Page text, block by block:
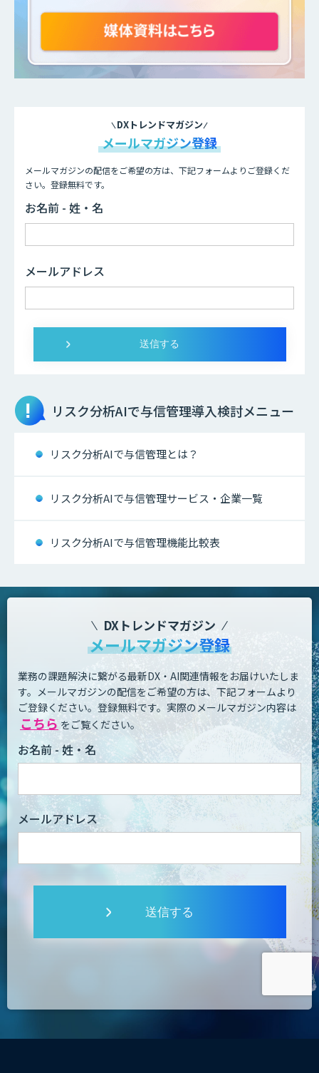
DXトレンドマガジン
メールマガジン登録
メールマガジンの配信をご希望の方は、下記フォームよりご登録くだ
さい。登録無料です。
お名前 - 姓・名
メールアドレス
リスク分析AIで与信管理導入検討メニュー
リスク分析AIで与信管理とは？
リスク分析AIで与信管理サービス・企業一覧
リスク分析AIで与信管理機能比較表
DXトレンドマガジン
メールマガジン登録
業務の課題解決に繋がる最新DX・AI関連情報をお届けいたしま
す。 メールマガジンの配信をご希望の方は、下記フォームより
ご登録ください。登録無料です。 実際のメールマガジン内容は
こちら をご覧ください。
お名前 - 姓・名
メールアドレス
送信する